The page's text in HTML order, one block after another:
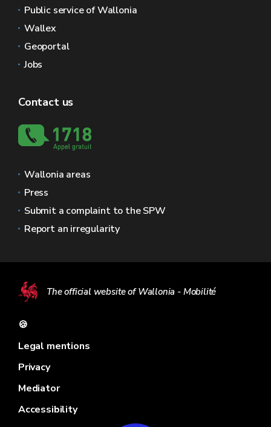
Public service of Wallonia
Wallex
Geoportal
Jobs
Contact us
Wallonia areas
Press
Submit a complaint to the SPW
Report an irregularity
The official website of Wallonia - Mobilité
🍪
Legal mentions
Privacy
Mediator
Accessibility